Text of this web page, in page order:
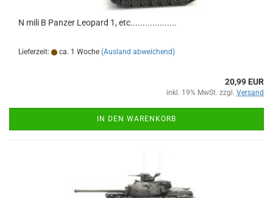
N mili B Panzer Leopard 1, etc...................
Lieferzeit: ca. 1 Woche (Ausland abweichend)
20,99 EUR
inkl. 19% MwSt. zzgl. Versand
IN DEN WARENKORB